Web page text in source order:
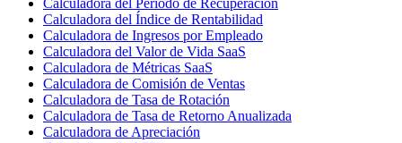
Calculadora del Índice de Rentabilidad
Calculadora de Ingresos por Empleado
Calculadora del Valor de Vida SaaS
Calculadora de Métricas SaaS
Calculadora de Comisión de Ventas
Calculadora de Tasa de Rotación
Calculadora de Tasa de Retorno Anualizada
Calculadora de Apreciación